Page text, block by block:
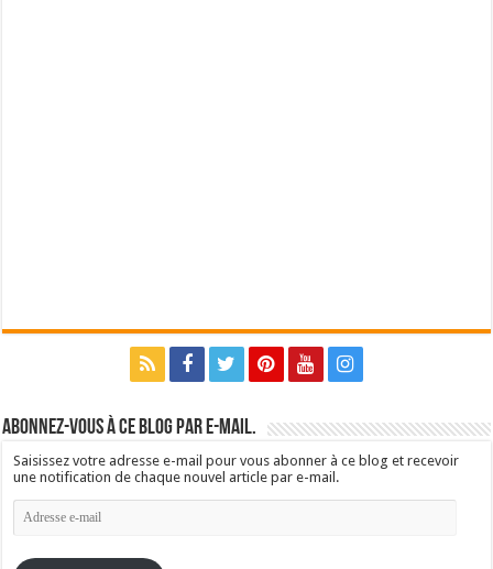
Abonnez-vous à ce blog par e-mail.
Saisissez votre adresse e-mail pour vous abonner à ce blog et recevoir
une notification de chaque nouvel article par e-mail.
Adresse
e-